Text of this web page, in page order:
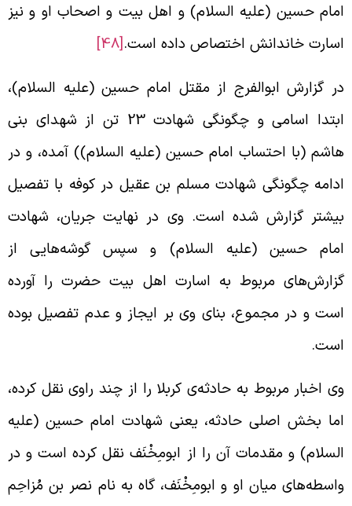
حسين (علیه السلام) و اهل بيت و اصحاب او و نيز
خاندانش اختصاص داده است.[48]
گزارش ابوالفرج از مقتل امام حسين (علیه السلام)،
ابتدا اسامی و چگونگی شهادت 23 تن از شهدای بنی
(با احتساب امام حسين (علیه السلام)) آمده، و در
چگونگی شهادت مسلم بن عقيل در كوفه با تفصيل
گزارش شده است. وی در نهايت جريان، شهادت
حسين (علیه السلام) و سپس گوشه‌هايی از
مربوط به اسارت اهل بيت حضرت را آورده
و در مجموع، بنای وی بر ايجاز و عدم تفصيل بوده
اخبار مربوط به حادثه‌ی كربلا را از چند راوی نقل كرده،
بخش اصلی حادثه، يعنی شهادت امام حسين (علیه
و مقدمات آن را از ابوم‍ِخْنَف نقل كرده است و در
ميان او و ابوم‍ِخْنَف، گاه به نام نصر بن مُزاحِم